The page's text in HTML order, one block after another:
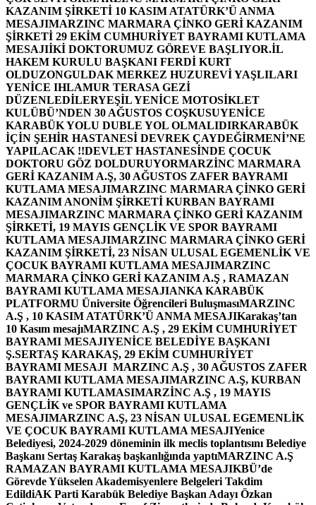
KAZANIM ŞİRKETİ 10 KASIM ATATÜRK’Ü ANMA
MESAJIMARZINC MARMARA ÇİNKO GERİ KAZANIM
ŞİRKETİ 29 EKİM CUMHURİYET BAYRAMI KUTLAMA
MESAJIİKİ DOKTORUMUZ GÖREVE BAŞLIYOR.İL
HAKEM KURULU BAŞKANI FERDİ KURT
OLDUZONGULDAK MERKEZ HUZUREVİ YAŞLILARI
YENİCE IHLAMUR TERASA GEZİ
DÜZENLEDİLERYEŞİL YENİCE MOTOSİKLET
KULÜBÜ’NDEN 30 AĞUSTOS COŞKUSUYENİCE
KARABÜK YOLU DUBLE YOL OLMALIDIRKARABÜK
İÇİN ŞEHİR HASTANESİ DEVREK ÇAYDEĞİRMENİ’NE
YAPILACAK !!DEVLET HASTANESİNDE ÇOCUK
DOKTORU GÖZ DOLDURUYORMARZİNC MARMARA
GERİ KAZANIM A.Ş, 30 AĞUSTOS ZAFER BAYRAMI
KUTLAMA MESAJIMARZINC MARMARA ÇİNKO GERİ
KAZANIM ANONİM ŞİRKETİ KURBAN BAYRAMI
MESAJIMARZINC MARMARA ÇİNKO GERİ KAZANIM
ŞİRKETİ, 19 MAYIS GENÇLİK VE SPOR BAYRAMI
KUTLAMA MESAJIMARZINC MARMARA ÇİNKO GERİ
KAZANIM ŞİRKETİ, 23 NİSAN ULUSAL EGEMENLİK VE
ÇOCUK BAYRAMI KUTLAMA MESAJIMARZINC
MARMARA ÇİNKO GERİ KAZANIM A.Ş , RAMAZAN
BAYRAMI KUTLAMA MESAJIANKA KARABÜK
PLATFORMU Üniversite Öğrencileri BuluşmasıMARZINC
A.Ş , 10 KASIM ATATÜRK’Ü ANMA MESAJIKarakaş’tan
10 Kasım mesajıMARZINC A.Ş , 29 EKİM CUMHURİYET
BAYRAMI MESAJIYENİCE BELEDİYE BAŞKANI
Ş.SERTAŞ KARAKAŞ, 29 EKİM CUMHURİYET
BAYRAMI MESAJI MARZINC A.Ş , 30 AĞUSTOS ZAFER
BAYRAMI KUTLAMA MESAJIMARZINC A.Ş, KURBAN
BAYRAMI KUTLAMASIMARZİNC A.Ş , 19 MAYIS
GENÇLİK ve SPOR BAYRAMI KUTLAMA
MESAJIMARZINC A.Ş, 23 NİSAN ULUSAL EGEMENLİK
VE ÇOCUK BAYRAMI KUTLAMA MESAJIYenice
Belediyesi, 2024-2029 döneminin ilk meclis toplantısını Belediye
Başkanı Sertaş Karakaş başkanlığında yaptıMARZINC A.Ş
RAMAZAN BAYRAMI KUTLAMA MESAJIKBÜ’de
Görevde Yükselen Akademisyenlere Belgeleri Takdim
EdildiAK Parti Karabük Belediye Başkan Adayı Özkan